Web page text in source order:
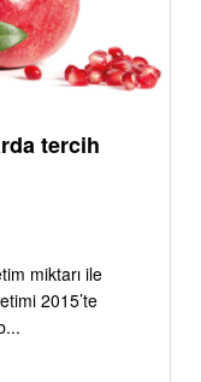
tercih
miktarı ile
2015’te